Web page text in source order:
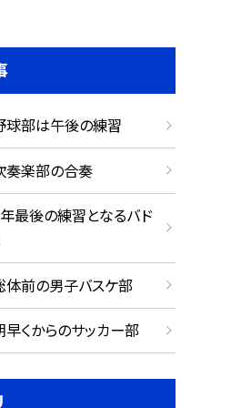
球部は午後の練習
奏楽部の合奏
最後の練習となるバド
前の男子バスケ部
くからのサッカー部